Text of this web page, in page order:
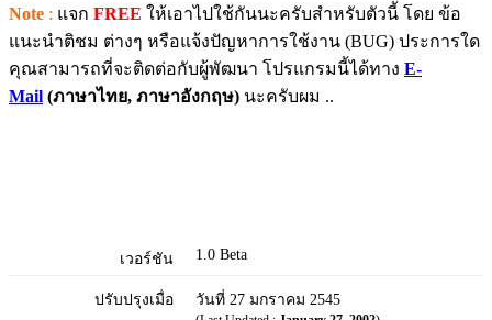
Note : แจก FREE ให้เอาไปใช้กันนะครับสำหรับตัวนี้ โดย ข้อ
แนะนำติชม ต่างๆ หรือแจ้งปัญหาการใช้งาน (BUG) ประการใด
คุณสามารถที่จะติดต่อกับผู้พัฒนา โปรแกรมนี้ได้ทาง E-
Mail (ภาษาไทย, ภาษาอังกฤษ) นะครับผม ..
เวอร์ชัน 1.0 Beta
ปรับปรุงเมื่อ วันที่ 27 มกราคม 2545